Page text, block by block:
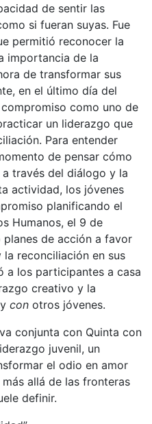
de sentir las
si fueran suyas. Fue
permitió reconocer la
importancia de la
de transformar sus
en el último día del
como uno de
un liderazgo que
Para entender
de pensar cómo
través del diálogo y la
actividad, los jóvenes
planificando el
Humanos, el 9 de
de acción a favor
reconciliación en sus
a los participantes a casa
creativo y la
y con otros jóvenes.
conjunta con Quinta con
juvenil, un
el odio en amor
allá de las fronteras
definir.